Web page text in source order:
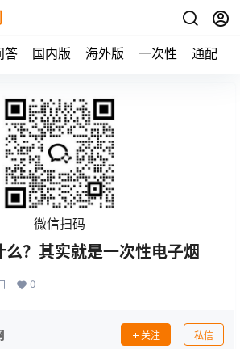
答 国内版 海外版 一次性 通配
微信扫码
？其实就是一次性电子烟
0
关注 私信